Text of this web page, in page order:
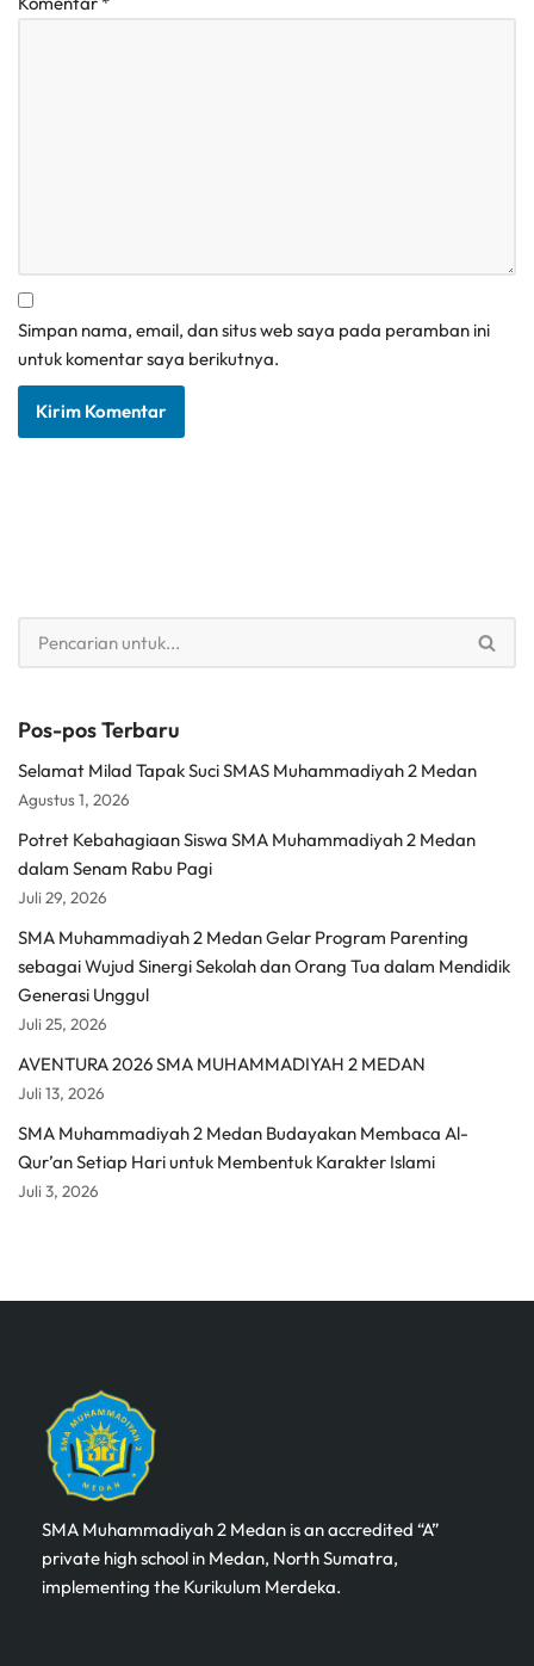
Simpan nama, email, dan situs web saya pada peramban ini
untuk komentar saya berikutnya.
Pos-pos Terbaru
Selamat Milad Tapak Suci SMAS Muhammadiyah 2 Medan
Agustus 1, 2026
Potret Kebahagiaan Siswa SMA Muhammadiyah 2 Medan
dalam Senam Rabu Pagi
Juli 29, 2026
SMA Muhammadiyah 2 Medan Gelar Program Parenting
sebagai Wujud Sinergi Sekolah dan Orang Tua dalam Mendidik
Generasi Unggul
Juli 25, 2026
AVENTURA 2026 SMA MUHAMMADIYAH 2 MEDAN
Juli 13, 2026
SMA Muhammadiyah 2 Medan Budayakan Membaca Al-
Qur’an Setiap Hari untuk Membentuk Karakter Islami
Juli 3, 2026
SMA Muhammadiyah 2 Medan is an accredited “A”
private high school in Medan, North Sumatra,
implementing the Kurikulum Merdeka.